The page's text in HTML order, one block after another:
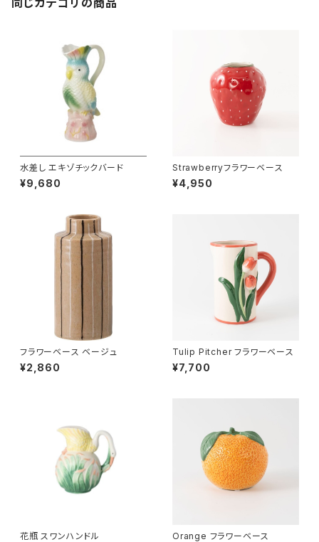
同じカテゴリの商品
水差し エキゾチックバード
¥9,680
Strawberryフラワーベース
¥4,950
フラワーベース ベージュ
¥2,860
Tulip Pitcher フラワーベース
¥7,700
花瓶 スワンハンドル Orange フラワーベース